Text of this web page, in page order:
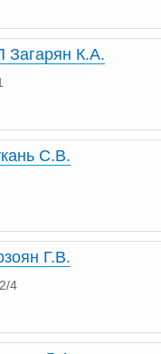
Загарян К.А.
С.В.
Г.В.
4